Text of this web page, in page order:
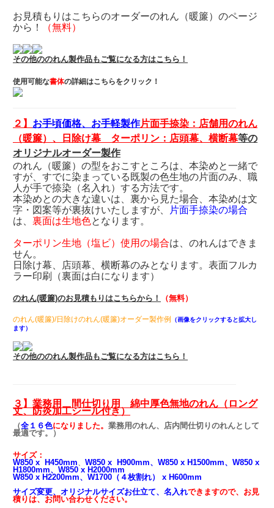
お見積もりはこちらのオーダーのれん（暖簾）のページ
から！
（無料）
その他ののれん製作品もご覧になる方はこちら！
使用可能な書体の詳細はこちらをクリック！
２】 お手頃価格、お手軽製作片面手捺染： 店舗用のれん
（暖簾）、日除け幕 ターポリン：店頭幕、横断幕等の
オリジナルオーダー製作
のれん（暖簾）の型をおこすところは、本染めと一緒で
すが、すでに染まっている既製の色生地の片面のみ、職
人が手で捺染（名入れ）する方法です。
本染めとの大きな違いは、裏から見た場合、本染めは文
字・図案等が裏抜けいたしますが、
片面手捺染の場合
は、 裏面は生地色となります。
ターポリン生地（塩ビ）使用の場合は、のれんはできま
せん。
日除け幕、店頭幕、横断幕のみとなります。表面フルカ
ラー印刷（裏面は白になります）
のれん(暖簾)のお見積もりはこちらから！ （無料）
のれん(暖簾)/日除けのれん(暖簾)オーダー製作例 （画像をクリックすると拡大し
ます）
その他ののれん製作品もご覧になる方はこちら！
３】業務用 間仕切り用 綿中厚色無地のれん （ロング
丈、防炎加工シール付き）
（全１６色になりました。 業務用のれん、店内間仕切りのれんとして
最適です。）
サイズ：
W850 x H450mm、 W850 x H900mm、 W850 x H1500mm、 W850 x
H1800mm、 W850 x H2000mm
W850 x H2200mm、 W1700（４枚割れ） x H600mm
サイズ変更、オリジナルサイズお仕立て、名入れできますので、お見
積りは、お問い合わせください。